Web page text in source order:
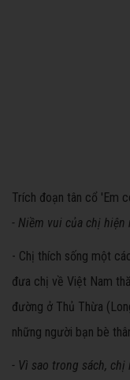
Trích đoạn tân cổ 'Em
- Niềm vui của chị hiện
- Chị thích sống một
đưa chị về Việt Nam
đường ở Thủ Thừa
những người bạn bè
- Vì sao trong sách,